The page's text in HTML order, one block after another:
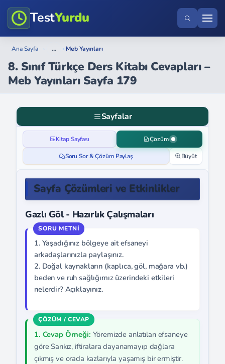
TestYurdu
Ana Sayfa › ... › Meb Yayınları
8. Sınıf Türkçe Ders Kitabı Cevapları –
Meb Yayınları Sayfa 179
Sayfalar
Kitap Sayfası Çözüm
Soru Sor & Çözüm Paylaş Büyüt
Sayfa Çözümleri ve Etkinlikler
Gazlı Göl - Hazırlık Çalışmaları
1. Yaşadığınız bölgeye ait efsaneyi
arkadaşlarınızla paylaşınız.
2. Doğal kaynakların (kaplıca, göl, mağara vb.)
beden ve ruh sağlığımız üzerindeki etkileri
nelerdir? Açıklayınız.
1. Cevap Örneği: Yöremizde anlatılan efsaneye
göre Sarıkız, iftiralara dayanamayıp dağlara
çıkmış ve orada kazlarıyla yaşamış bir ermiştir.